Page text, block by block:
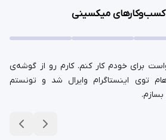
کسب‌وکارهای میکسینی
برای خودم کار کنم. کارم رو از گوشه‌ی
توی اینستاگرام وایرال شد و تونستم